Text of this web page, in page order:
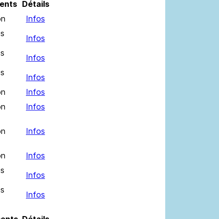
Détails
Infos
Infos
Infos
Infos
Infos
Infos
Infos
Infos
Infos
Infos